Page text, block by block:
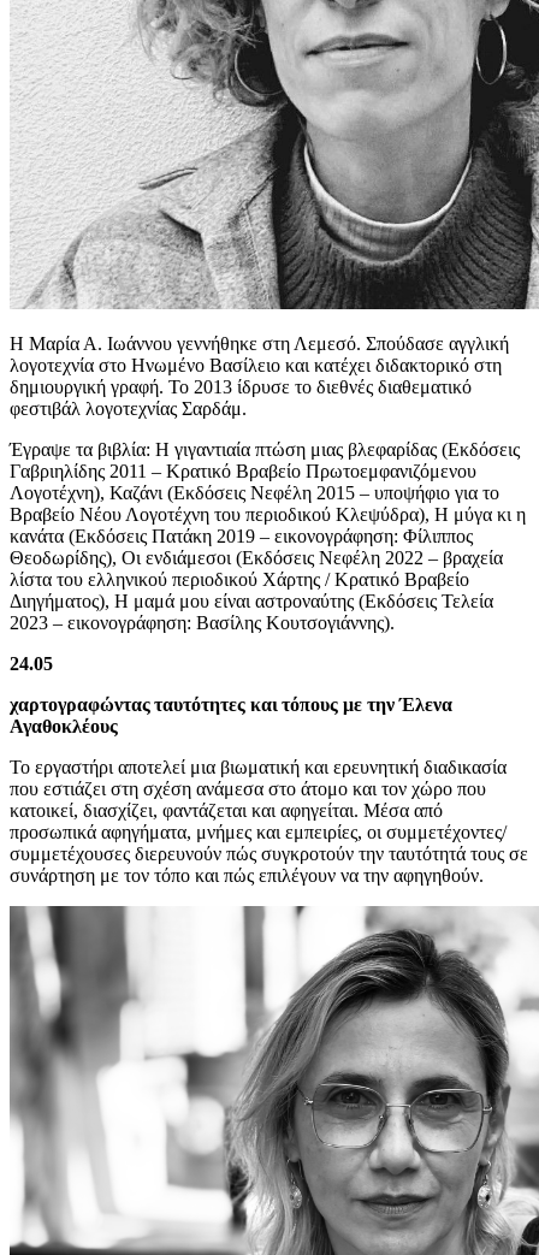
Η Μαρία Α. Ιωάννου γεννήθηκε στη Λεμεσό. Σπούδασε αγγλική
λογοτεχνία στο Ηνωμένο Βασίλειο και κατέχει διδακτορικό στη
δημιουργική γραφή. Το 2013 ίδρυσε το διεθνές διαθεματικό
φεστιβάλ λογοτεχνίας Σαρδάμ.
Έγραψε τα βιβλία: Η γιγαντιαία πτώση μιας βλεφαρίδας (Εκδόσεις
Γαβριηλίδης 2011 – Κρατικό Βραβείο Πρωτοεμφανιζόμενου
Λογοτέχνη), Καζάνι (Εκδόσεις Νεφέλη 2015 – υποψήφιο για το
Βραβείο Νέου Λογοτέχνη του περιοδικού Κλεψύδρα), Η μύγα κι η
κανάτα (Εκδόσεις Πατάκη 2019 – εικονογράφηση: Φίλιππος
Θεοδωρίδης), Οι ενδιάμεσοι (Εκδόσεις Νεφέλη 2022 – βραχεία
λίστα του ελληνικού περιοδικού Χάρτης / Κρατικό Βραβείο
Διηγήματος), Η μαμά μου είναι αστροναύτης (Εκδόσεις Τελεία
2023 – εικονογράφηση: Βασίλης Κουτσογιάννης).
24.05
χαρτογραφώντας ταυτότητες και τόπους με την Έλενα
Αγαθοκλέους
Το εργαστήρι αποτελεί μια βιωματική και ερευνητική διαδικασία
που εστιάζει στη σχέση ανάμεσα στο άτομο και τον χώρο που
κατοικεί, διασχίζει, φαντάζεται και αφηγείται. Μέσα από
προσωπικά αφηγήματα, μνήμες και εμπειρίες, οι συμμετέχοντες/
συμμετέχουσες διερευνούν πώς συγκροτούν την ταυτότητά τους σε
συνάρτηση με τον τόπο και πώς επιλέγουν να την αφηγηθούν.